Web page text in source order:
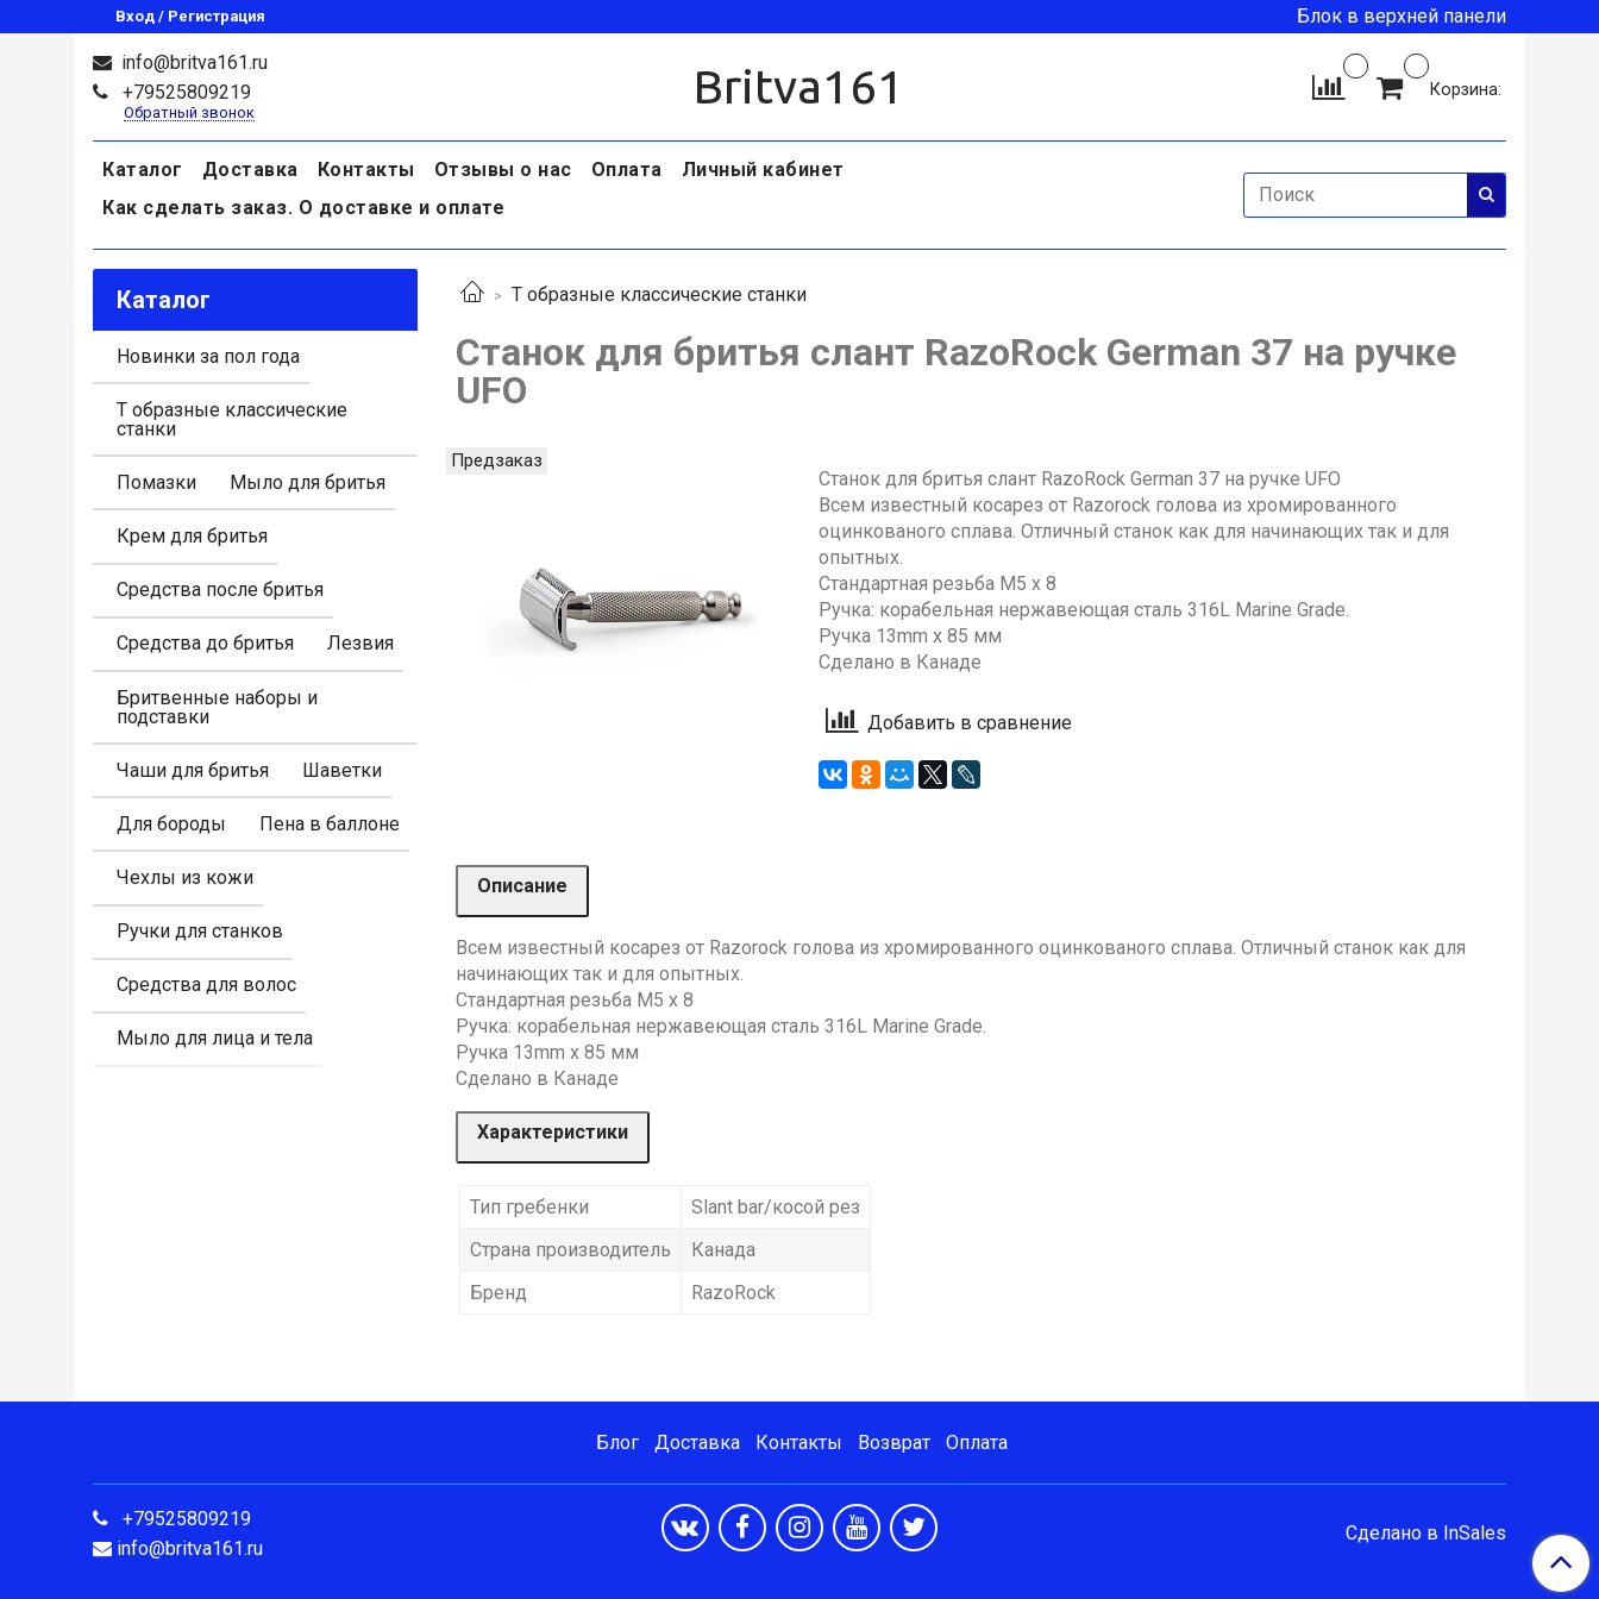
Вход / Регистрация Блок в верхней панели
info@britva161.ru
+79525809219
Обратный звонок Britva161 Корзина:
Каталог Доставка Контакты Отзывы о нас Оплата
Личный кабинет
Как сделать заказ. О доставке и оплате
Т образные классические станки
Станок для бритья слант RazoRock German 37 на ручке
UFO
Предзаказ
Станок для бритья слант RazoRock German 37 на ручке UFO
Всем известный косарез от Razorock голова из хромированного
оцинкованого сплава. Отличный станок как для начинающих так и для
опытных.
Стандартная резьба М5 х 8
Ручка: корабельная нержавеющая сталь 316L Marine Grade.
Ручка 13mm x 85 мм
Сделано в Канаде
Добавить в сравнение
Описание
Всем известный косарез от Razorock голова из хромированного оцинкованого сплава. Отличный станок как для
начинающих так и для опытных.
Стандартная резьба М5 х 8
Ручка: корабельная нержавеющая сталь 316L Marine Grade.
Ручка 13mm x 85 мм
Сделано в Канаде
Характеристики
Тип гребенки
Slant bar/косой рез
Страна производитель
Канада
Бренд
RazoRock
Каталог
Новинки за пол года
Т образные классические
станки
Помазки Мыло для бритья
Крем для бритья
Средства после бритья
Средства до бритья Лезвия
Бритвенные наборы и
подставки
Чаши для бритья Шаветки
Для бороды Пена в баллоне
Чехлы из кожи
Ручки для станков
Средства для волос
Мыло для лица и тела
Блог Доставка Контакты Возврат Оплата
+79525809219
info@britva161.ru
Сделано в InSales